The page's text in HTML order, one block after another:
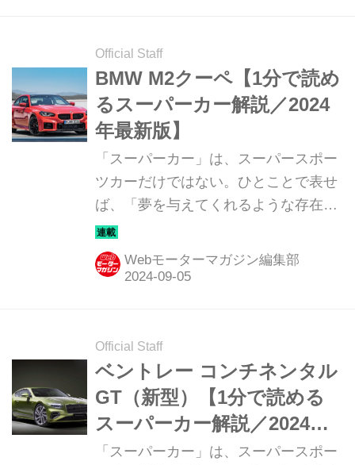
Official Staff
BMW M2クーペ【1分で読め
るスーパーカー解説／2024
年最新版】
「スーパーカー」は、スーパースポー
ツカーだけではない。ひとことで表せ
ば、「夢を与えてくれるような存在」
だ。ここでは、国内外のそんな魅力あ
るモデルたちを簡単に紹介していこ
う。今回は、BMW M2クーペ（BMW
Webモーターマガジン編集部
Official Staff
ベントレー コンチネンタル
GT（新型）【1分で読める
スーパーカー解説／2024年
最新版】
「スーパーカー」は、スーパースポー